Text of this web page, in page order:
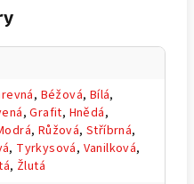
, Béžová, Bílá,
,Grafit, Hnědá,
, Růžová,Stříbrná,
, Tyrkysová, Vanilková,
, Žlutá